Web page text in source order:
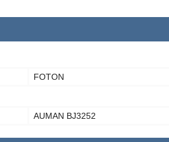
FOTON
AUMAN BJ3252